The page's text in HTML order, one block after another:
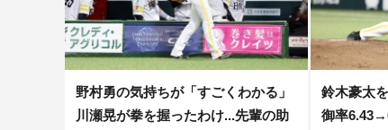
野村勇の気持ちが「すごくわかる」
川瀬晃が拳を握ったわけ...先輩の助
鈴木豪太
御率